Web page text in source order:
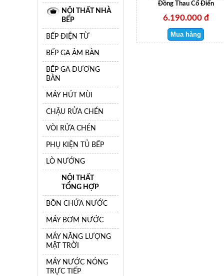
NỘI THẤT NHÀ
BẾP
BẾP ĐIỆN TỪ
BẾP GA ÂM BÀN
BẾP GA DƯƠNG
BÀN
MÁY HÚT MÙI
CHẬU RỬA CHÉN
VÒI RỬA CHÉN
PHỤ KIỆN TỦ BẾP
LÒ NƯỚNG
NỘI THẤT
TỔNG HỢP
BỒN CHỨA NƯỚC
MÁY BƠM NƯỚC
MÁY NĂNG LƯỢNG
MẶT TRỜI
MÁY NƯỚC NÓNG
TRỰC TIẾP
Đồng Thau Cổ Điển
6.190.000 đ